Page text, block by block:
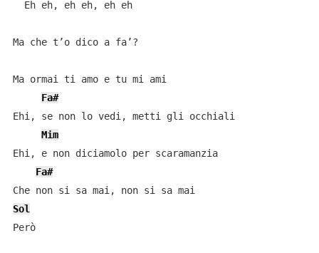
  Eh eh, eh eh, eh eh
Ma che t’o dico a fa’?
Ma ormai ti amo e tu mi ami
Fa#
Ehi, se non lo vedi, metti gli occhiali
Mim
Ehi, e non diciamolo per scaramanzia
Fa#
Sol
Però